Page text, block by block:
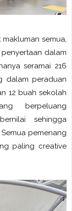
semua,
dalam
seramai 216
dalam peraduan
12 buah sekolah
berpeluang
sehingga
pemenang
paling creative